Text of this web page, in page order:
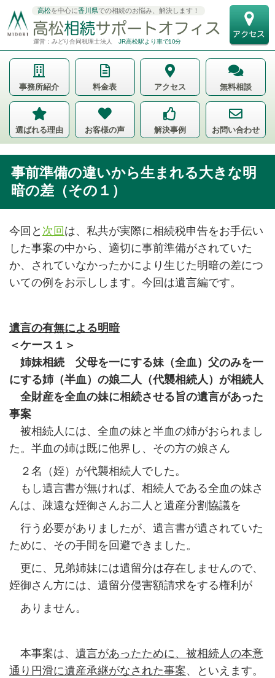
高松を中心に香川県での相続のお悩み、解決します！
運営：みどり合同税理士法人 JR高松駅より車で10分
事務所紹介 料金表 アクセス 無料相談
選ばれる理由 お客様の声 解決事例 お問い合わせ
事前準備の違いから生まれる大きな明
暗の差（その１）
今回と 次回 は、私共が実際に相続税申告をお手伝い
した事案の中から、適切に事前準備がされていた
か、されていなかったかにより生じた明暗の差につ
いての例をお示しします。今回は遺言編です。
遺言の有無による明暗
＜ケース１＞
姉妹相続 父母を一にする妹（全血）父のみを一
にする姉（半血）の娘二人（代襲相続人）が相続人
全財産を全血の妹に相続させる旨の遺言があった
事案
被相続人には、全血の妹と半血の姉がおられまし
た。半血の姉は既に他界し、その方の娘さん
２名（姪）が代襲相続人でした。
もし遺言書が無ければ、相続人である全血の妹さ
んは、疎遠な姪御さんお二人と遺産分割協議を
行う必要がありましたが、遺言書が遺されていた
ために、その手間を回避できました。
更に、兄弟姉妹には遺留分は存在しませんので、
姪御さん方には、遺留分侵害額請求をする権利が
ありません。
本事案は、 遺言があったために、被相続人の本意
通り円滑に遺産承継がなされた事案、といえます。